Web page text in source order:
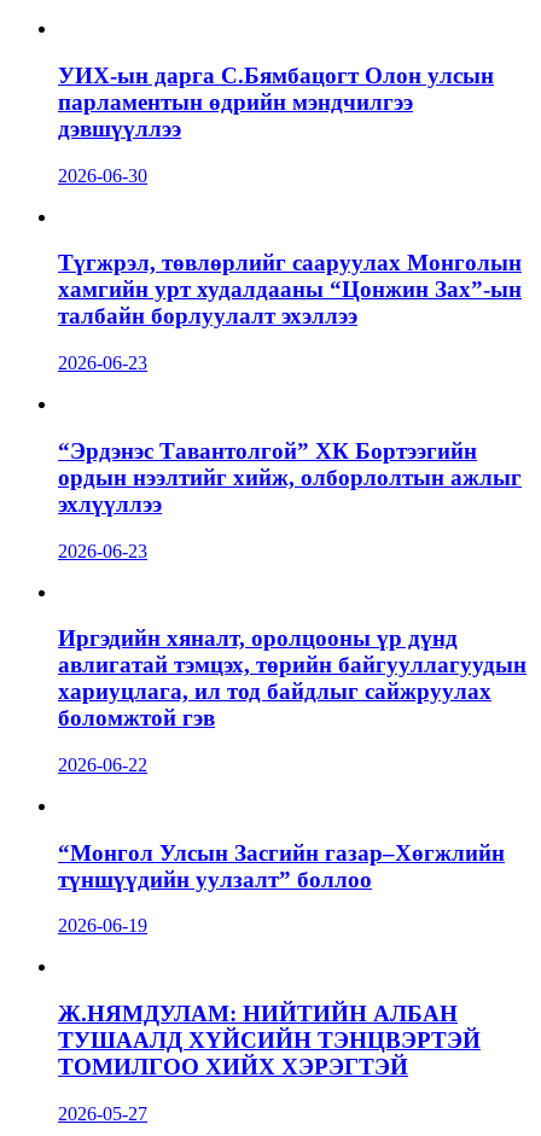
УИХ-ын дарга С.Бямбацогт Олон улсын
парламентын өдрийн мэндчилгээ
дэвшүүллээ
2026-06-30
Түгжрэл, төвлөрлийг сааруулах Монголын
хамгийн урт худалдааны “Цонжин Зах”-ын
талбайн борлуулалт эхэллээ
2026-06-23
“Эрдэнэс Тавантолгой” ХК Бортээгийн
ордын нээлтийг хийж, олборлолтын ажлыг
эхлүүллээ
2026-06-23
Иргэдийн хяналт, оролцооны үр дүнд
авлигатай тэмцэх, төрийн байгууллагуудын
хариуцлага, ил тод байдлыг сайжруулах
боломжтой гэв
2026-06-22
“Монгол Улсын Засгийн газар–Хөгжлийн
түншүүдийн уулзалт” боллоо
2026-06-19
Ж.НЯМДУЛАМ: НИЙТИЙН АЛБАН
ТУШААЛД ХҮЙСИЙН ТЭНЦВЭРТЭЙ
ТОМИЛГОО ХИЙХ ХЭРЭГТЭЙ
2026-05-27